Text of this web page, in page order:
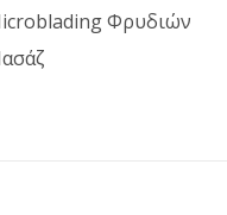
Φρυδιών